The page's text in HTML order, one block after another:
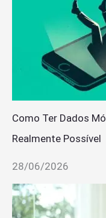
Como Ter Dados
Realmente Possível
28/06/2026